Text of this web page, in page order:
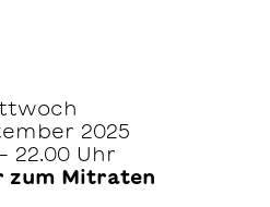
2025
22.00 Uhr
zum Mitraten